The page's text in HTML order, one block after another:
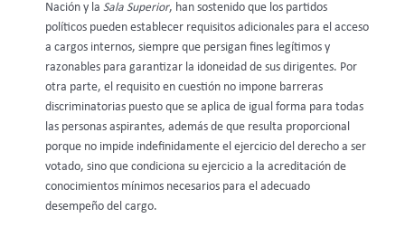
Nación y la Sala Superior, han sostenido que los partidos
políticos pueden establecer requisitos adicionales para el acceso
a cargos internos, siempre que persigan fines legítimos y
razonables para garantizar la idoneidad de sus dirigentes. Por
otra parte, el requisito en cuestión no impone barreras
discriminatorias puesto que se aplica de igual forma para todas
las personas aspirantes, además de que resulta proporcional
porque no impide indefinidamente el ejercicio del derecho a ser
votado, sino que condiciona su ejercicio a la acreditación de
conocimientos mínimos necesarios para el adecuado
desempeño del cargo.